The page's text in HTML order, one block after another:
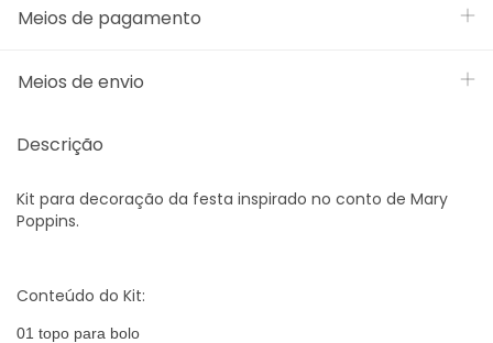
Meios de pagamento
Meios de envio
Descrição
Kit para decoração da festa inspirado no conto de Mary
Poppins.
Conteúdo do Kit:
01 topo para bolo